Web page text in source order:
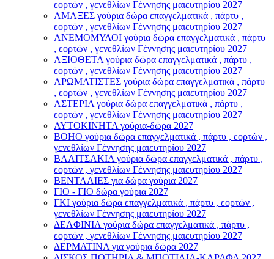
εορτών , γενεθλίων Γέννησης μαιευτηρίου 2027
ΑΜΑΞΕΣ γούρια δώρα επαγγελματικά , πάρτυ ,
εορτών , γενεθλίων Γέννησης μαιευτηρίου 2027
ΑΝΕΜΟΜΥΛΟI γούρια δώρα επαγγελματικά , πάρτυ
, εορτών , γενεθλίων Γέννησης μαιευτηρίου 2027
ΑΞΙΟΘΕΤΑ γούρια δώρα επαγγελματικά , πάρτυ ,
εορτών , γενεθλίων Γέννησης μαιευτηρίου 2027
ΑΡΩΜΑΤΙΣΤΕΣ γούρια δώρα επαγγελματικά , πάρτυ
, εορτών , γενεθλίων Γέννησης μαιευτηρίου 2027
ΑΣΤΕΡIA γούρια δώρα επαγγελματικά , πάρτυ ,
εορτών , γενεθλίων Γέννησης μαιευτηρίου 2027
ΑΥΤΟΚΙΝΗΤΑ γούρια-δώρα 2027
ΒOHO γούρια δώρα επαγγελματικά , πάρτυ , εορτών ,
γενεθλίων Γέννησης μαιευτηρίου 2027
ΒΑΛΙΤΣΑΚΙΑ γούρια δώρα επαγγελματικά , πάρτυ ,
εορτών , γενεθλίων Γέννησης μαιευτηρίου 2027
ΒΕΝΤΑΛΙΕΣ για δώρα γούρια 2027
ΓΙΟ - ΓΙΟ δώρα γούρια 2027
ΓΚΙ γούρια δώρα επαγγελματικά , πάρτυ , εορτών ,
γενεθλίων Γέννησης μαιευτηρίου 2027
ΔΕΛΦΙΝΙΑ γούρια δώρα επαγγελματικά , πάρτυ ,
εορτών , γενεθλίων Γέννησης μαιευτηρίου 2027
ΔΕΡΜΑΤΙΝΑ για γούρια δώρα 2027